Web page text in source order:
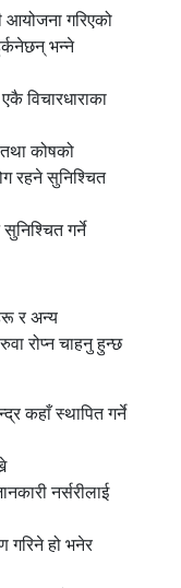
आयोजना गरिएको
भन्ने
विचारधाराका
तथा कोषको
रहने सुनिश्चित
गर्ने
र अन्य
रोप्न चाहनु हुन्छ
कहाँ स्थापित गर्ने
नर्सरीलाई
गरिने हो भनेर